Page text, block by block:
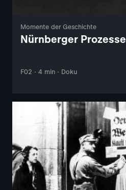
Momente der Geschichte
Nürnberger Prozesse
F02 · 4 min · Doku